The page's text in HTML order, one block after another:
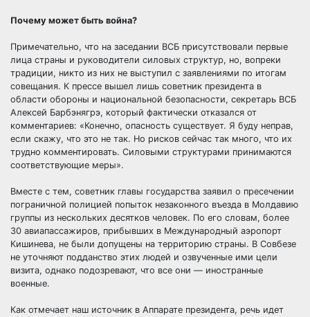
Почему может быть война?
Примечательно, что на заседании ВСБ присутствовали первые
лица страны и руководители силовых структур, но, вопреки
традиции, никто из них не выступил с заявлениями по итогам
совещания. К прессе вышел лишь советник президента в
области обороны и национальной безопасности, секретарь ВСБ
Алексей Барбэнягрэ, который фактически отказался от
комментариев: «Конечно, опасность существует. Я буду неправ,
если скажу, что это не так. Но рисков сейчас так много, что их
трудно комментировать. Силовыми структурами принимаются
соответствующие меры».
Вместе с тем, советник главы государства заявил о пресечении
пограничной полицией попыток незаконного въезда в Молдавию
группы из нескольких десятков человек. По его словам, более
30 авиапассажиров, прибывших в Международный аэропорт
Кишинева, не были допущены на территорию страны. В Совбезе
не уточняют подданство этих людей и озвученные ими цели
визита, однако подозревают, что все они — иностранные
военные.
Как отмечает наш источник в Аппарате президента, речь идет